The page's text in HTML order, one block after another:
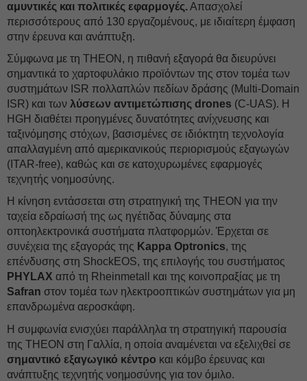
αμυντικές και πολιτικές εφαρμογές.Απασχολεί
περισσότερους από 130 εργαζομένους, με ιδιαίτερη έμφαση
στην έρευνα και ανάπτυξη.
Σύμφωνα με τη THEON, η πιθανή εξαγορά θα διευρύνει
σημαντικά το χαρτοφυλάκιο προϊόντων της στον τομέα των
συστημάτων ISR πολλαπλών πεδίων δράσης (Multi-Domain
ISR) και των λύσεων αντιμετώπισης drones (C-UAS). Η
HGH διαθέτει προηγμένες δυνατότητες ανίχνευσης και
ταξινόμησης στόχων, βασισμένες σε ιδιόκτητη τεχνολογία
απαλλαγμένη από αμερικανικούς περιορισμούς εξαγωγών
(ITAR-free), καθώς και σε κατοχυρωμένες εφαρμογές
τεχνητής νοημοσύνης.
Η κίνηση εντάσσεται στη στρατηγική της THEON για την
ταχεία εδραίωσή της ως ηγέτιδας δύναμης στα
οπτοηλεκτρονικά συστήματα πλατφορμών. Έρχεται σε
συνέχεια της εξαγοράς της Kappa Optronics, της
επένδυσης στη ShockEOS, της επιλογής του συστήματος
PHYLAX από τη Rheinmetall και της κοινοπραξίας με τη
Safran στον τομέα των ηλεκτροοπτικών συστημάτων για μη
επανδρωμένα αεροσκάφη.
Η συμφωνία ενισχύει παράλληλα τη στρατηγική παρουσία
της THEON στη Γαλλία, η οποία αναμένεται να εξελιχθεί σε
σημαντικό εξαγωγικό κέντρο και κόμβο έρευνας και
ανάπτυξης τεχνητής νοημοσύνης για τον όμιλο.